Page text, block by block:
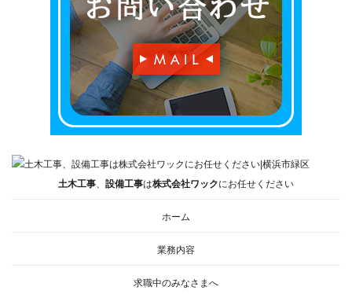
土木工事、 設備工事は株式会社ワックにお任せください
ホーム
業務内容
求職中のみなさまへ